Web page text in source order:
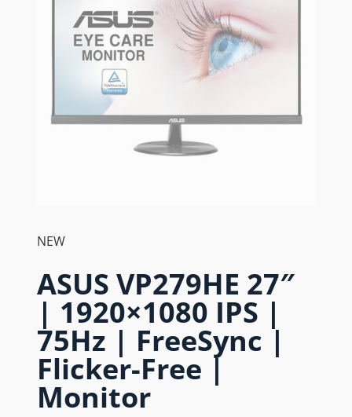
NEW
ASUS VP279HE 27″
| 1920×1080 IPS |
75Hz | FreeSync |
Flicker-Free |
Monitor